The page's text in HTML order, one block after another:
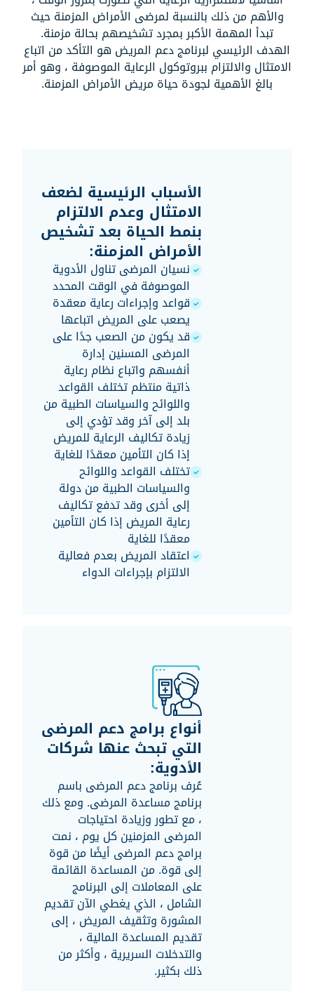
والأهم من ذلك بالنسبة لمرضى الأمراض المزمنة حيث
تبدأ المهمة الأكبر بمجرد تشخيصهم بحالة مزمنة.
الهدف الرئيسي لبرنامج دعم المريض هو التأكد من اتباع
الامتثال والالتزام ببروتوكول الرعاية الموصوفة ، وهو أمر
بالغ الأهمية لجودة حياة مريض الأمراض المزمنة.
الأسباب الرئيسية لضعف
الامتثال وعدم الالتزام
بنمط الحياة بعد تشخيص
الأمراض المزمنة:
نسيان المرضى تناول الأدوية
الموصوفة في الوقت المحدد
قواعد وإجراءات رعاية معقدة
يصعب على المريض اتباعها
قد يكون من الصعب جدًا على
المرضى المسنين إدارة
أنفسهم واتباع نظام رعاية
ذاتية منتظم تختلف القواعد
واللوائح والسياسات الطبية من
بلد إلى آخر وقد تؤدي إلى
زيادة تكاليف الرعاية للمريض
إذا كان التأمين معقدًا للغاية
تختلف القواعد واللوائح
والسياسات الطبية من دولة
إلى أخرى وقد تدفع تكاليف
رعاية المريض إذا كان التأمين
معقدًا للغاية
اعتقاد المريض بعدم فعالية
الالتزام بإجراءات الدواء
أنواع برامج دعم المرضى
التي تبحث عنها شركات
الأدوية:
عُرف برنامج دعم المرضى باسم
برنامج مساعدة المرضى. ومع ذلك
، مع تطور وزيادة احتياجات
المرضى المزمنين كل يوم ، نمت
برامج دعم المرضى أيضًا من قوة
إلى قوة. من المساعدة القائمة
على المعاملات إلى البرنامج
الشامل ، الذي يغطي الآن تقديم
المشورة وتثقيف المريض ، إلى
تقديم المساعدة المالية ،
والتدخلات السريرية ، وأكثر من
ذلك بكثير.